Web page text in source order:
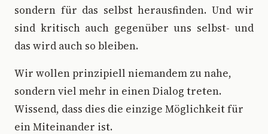
sondern für das selbst herausfinden. Und wir
sind kritisch auch gegenüber uns selbst- und
das wird auch so bleiben.
Wir wollen prinzipiell niemandem zu nahe,
sondern viel mehr in einen Dialog treten.
Wissend, dass dies die einzige Möglichkeit für
ein Miteinander ist.